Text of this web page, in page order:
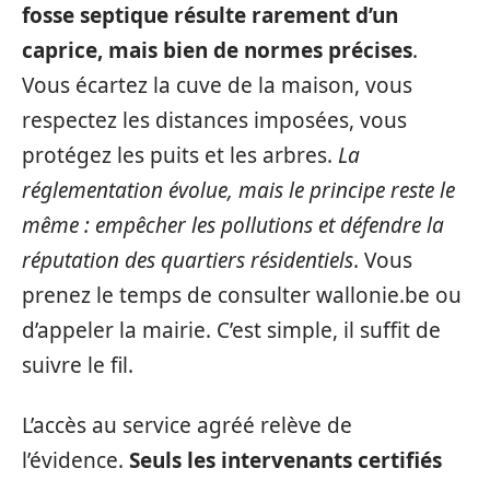
fosse septique résulte rarement d’un
caprice, mais bien de normes précises.
Vous écartez la cuve de la maison, vous
respectez les distances imposées, vous
protégez les puits et les arbres. La
réglementation évolue, mais le principe reste le
même : empêcher les pollutions et défendre la
réputation des quartiers résidentiels. Vous
prenez le temps de consulter wallonie.be ou
d’appeler la mairie. C’est simple, il suffit de
suivre le fil.
L’accès au service agréé relève de
l’évidence. Seuls les intervenants certifiés